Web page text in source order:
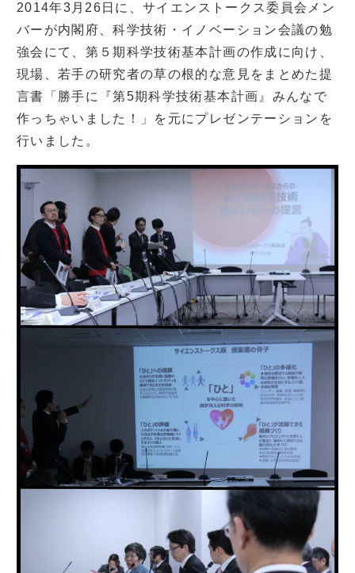
2014年3月26日に、サイエンストークス委員会メン
バーが内閣府、科学技術・イノベーション会議の勉
強会にて、第５期科学技術基本計画の作成に向け、
現場、若手の研究者の草の根的な意見をまとめた提
言書「勝手に『第5期科学技術基本計画』みんなで
作っちゃいました！」を元にプレゼンテーションを
行いました。